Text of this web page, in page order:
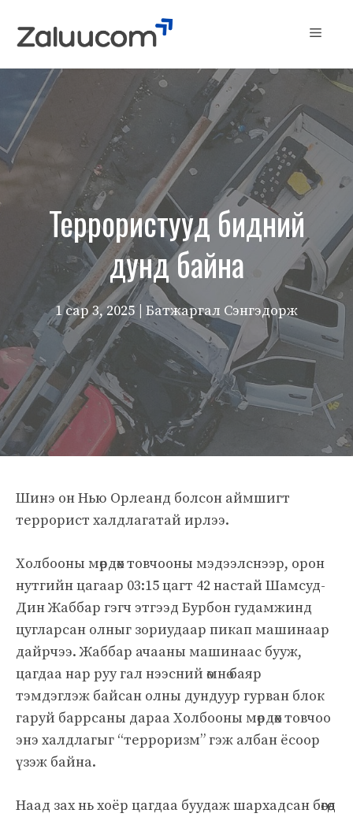
Menu
Террористууд бидний
дунд байна
1 сар 3, 2025 | Батжаргал Сэнгэдорж
Шинэ он Нью Орлеанд болсон аймшигт
террорист халдлагатай ирлээ.
Холбооны мөрдөх товчооны мэдээлснээр, орон
нутгийн цагаар 03:15 цагт 42 настай Шамсуд-
Дин Жаббар гэгч этгээд Бурбон гудамжинд
цугларсан олныг зориудаар пикап машинаар
дайрчээ. Жаббар ачааны машинаас бууж,
цагдаа нар руу гал нээсний өмнө баяр
тэмдэглэж байсан олны дундуур гурван блок
гаруй баррсаны дараа Холбооны мөрдөх товчоо
энэ халдлагыг “терроризм” гэж албан ёсоор
үзэж байна.
Наад зах нь хоёр цагдаа буудаж шархадсан бөгөөд